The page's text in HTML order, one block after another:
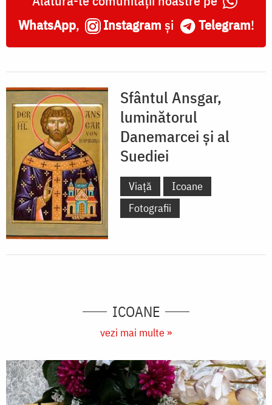
WhatsApp, Instagram și Telegram!
Sfântul Ansgar,
luminătorul
Danemarcei și al
Suediei
Viață
Icoane
Fotografii
ICOANE
vezi mai multe »